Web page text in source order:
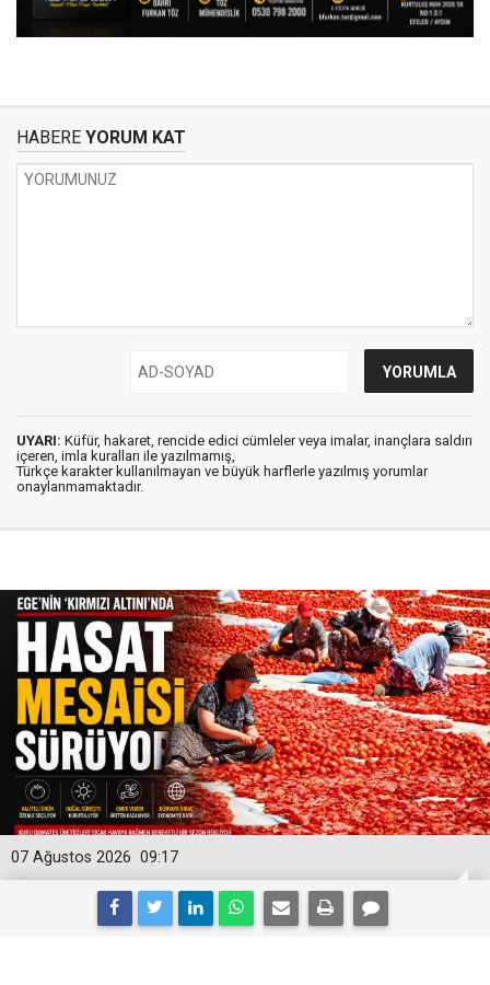
HABERE YORUM KAT
UYARI: Küfür, hakaret, rencide edici cümleler veya imalar, inançlara saldırı
içeren, imla kuralları ile yazılmamış,
Türkçe karakter kullanılmayan ve büyük harflerle yazılmış yorumlar
onaylanmamaktadır.
09:17
07 Ağustos 2026